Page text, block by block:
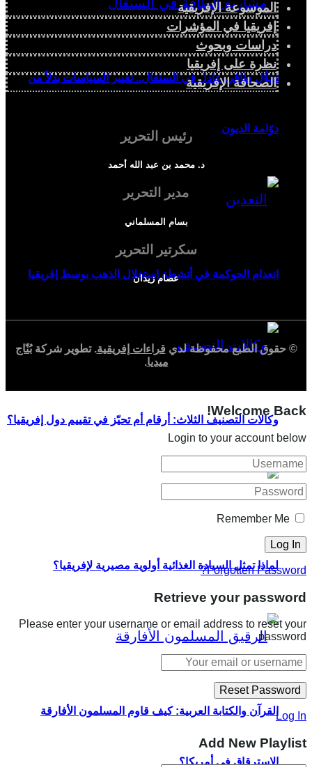
تحوُّل طاقي عادل في السنغال.. تغيير السياسات بدلاً من
دوّامة الديون
انعدام الحوكمة في أنشطة استغلال الذهب بوسط إفريقيا
وكالات التصنيف الثلاث: أرقام أم تحيّز في تقييم دول إفريقيا؟
لماذا تمثل السيادة الغذائية أولوية مصيرية لإفريقيا؟
القرآن والكتابة العربية: كيف قاوم المسلمون الأفارقة
الاسترقاق في أمريكا؟
الموسوعة الإفريقية
إفريقيا في المؤشرات
دراسات وبحوث
نظرة على إفريقيا
الصحافة الإفريقية
رئيس التحرير
د. محمد بن عبد الله أحمد
مدير التحرير
بسام المسلماني
سكرتير التحرير
عصام زيدان
© حقوق الطبع محفوظة لدي قراءات إفريقية. تطوير شركةبُنّاج
ميديا.
Welcome Back!
Login to your account below
Remember Me
Forgotten Password?
Retrieve your password
Please enter your username or email address to reset your
password.
Log In
Add New Playlist